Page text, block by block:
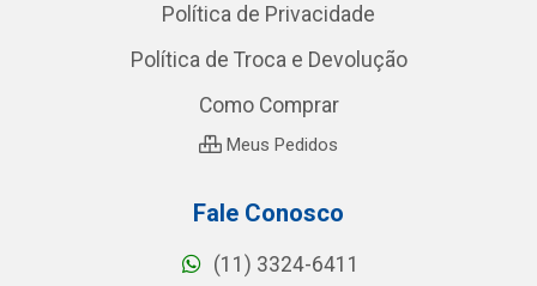
Política de Privacidade
Política de Troca e Devolução
Como Comprar
Meus Pedidos
Fale Conosco
(11) 3324-6411